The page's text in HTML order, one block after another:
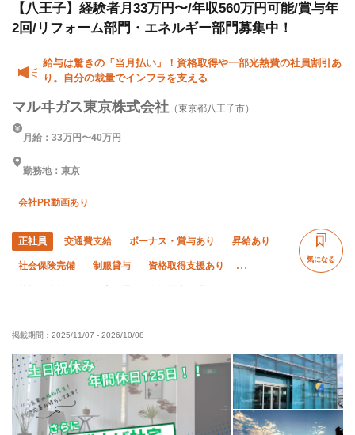
【八王子】経験者月33万円〜/年収560万円可能/賞与年
2回/リフォーム部門・エネルギー部門募集中！
給与は驚きの「当月払い」！資格取得や一部光熱費の社員割引あ
り。自分の裁量でインフラを支える
マルヰガス東京株式会社 （東京都八王子市）
月給：33万円〜40万円
勤務地：東京
会社PR動画あり
正社員 交通費支給 ボーナス・賞与あり 昇給あり
社会保険完備 制服貸与 資格取得支援あり
土日休み 転勤なし
気になる
掲載期間： 2025/11/07 - 2026/10/08